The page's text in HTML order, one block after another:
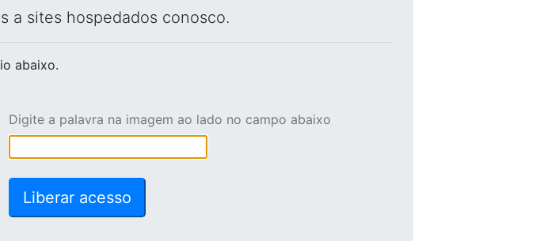
a sites hospedados conosco.
abaixo.
Digite a palavra na imagem ao lado no campo abaixo